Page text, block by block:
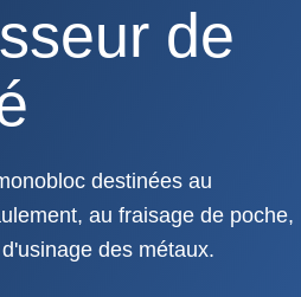
de
destinées au
au fraisage de poche,
des métaux.